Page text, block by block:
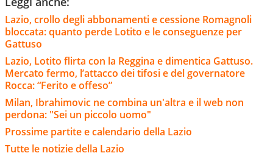
Lazio, crollo degli abbonamenti e cessione Romagnoli
bloccata: quanto perde Lotito e le conseguenze per
Gattuso
Lazio, Lotito flirta con la Reggina e dimentica Gattuso.
Mercato fermo, l’attacco dei tifosi e del governatore
Rocca: “Ferito e offeso”
Milan, Ibrahimovic ne combina un'altra e il web non
perdona: "Sei un piccolo uomo"
Prossime partite e calendario della Lazio
Tutte le notizie della Lazio